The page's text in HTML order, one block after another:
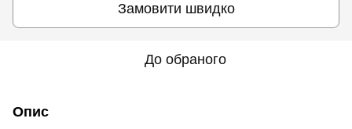
Замовити швидко
До обраного
Опис